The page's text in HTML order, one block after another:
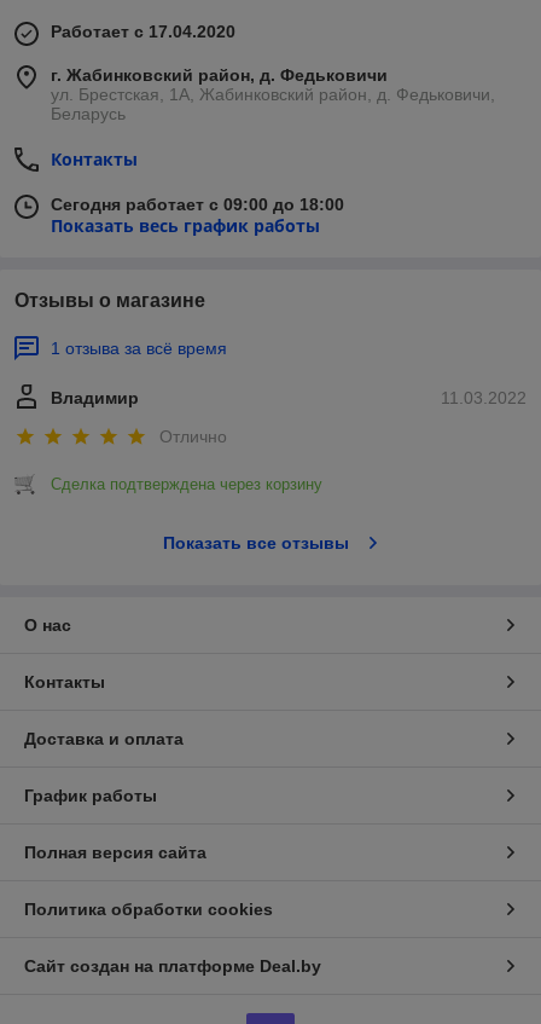
Работает с 17.04.2020
г. Жабинковский район, д. Федьковичи
ул. Брестская, 1А, Жабинковский район, д. Федьковичи,
Беларусь
Контакты
Сегодня работает с 09:00 до 18:00
Показать весь график работы
Отзывы о магазине
1 отзыва за всё время
11.03.2022
Владимир
Отлично
Сделка подтверждена через корзину
Показать все отзывы
О нас
Контакты
Доставка и оплата
График работы
Полная версия сайта
Политика обработки cookies
Сайт создан на платформе Deal.by